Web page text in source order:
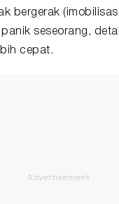
bergerak
seseorang,
cepat.